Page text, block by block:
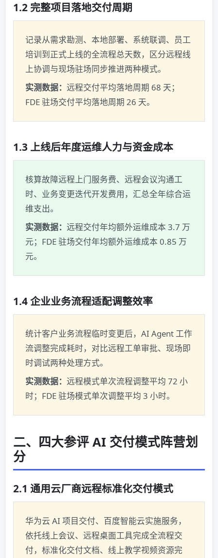
1.2 完整项目落地交付周期
记录从需求勘测、本地部署、系统联调、员工
培训到正式上线的全流程总天数，区分远程线
上协调与现场驻场同步推进两种模式。
实测数据： 远程交付平均落地周期 68 天；
FDE 驻场交付平均落地周期 26 天。
1.3 上线后年度运维人力与资金成本
核算故障远程上门服务费、远程会议沟通工
时、业务变更迭代开发费用，汇总全年综合运
维支出。
实测数据： 远程交付年均额外运维成本 3.7 万
元；FDE 驻场交付年均额外运维成本 0.85 万
元。
1.4 企业业务流程适配调整效率
统计客户业务流程临时变更后，AI Agent 工作
流调整完成耗时，对比远程工单审批、现场即
时调试两种处理方式。
实测数据： 远程模式单次流程调整平均 72 小
时；FDE 驻场模式单次调整平均 3 小时。
二、四大参评 AI 交付模式阵营划
分
2.1 通用云厂商远程标准化交付模式
华为云 AI 项目交付、百度智能云实施服务，
依托线上会议、远程桌面工具完成全流程交
付，标准化交付文档、线上教学视频资源完